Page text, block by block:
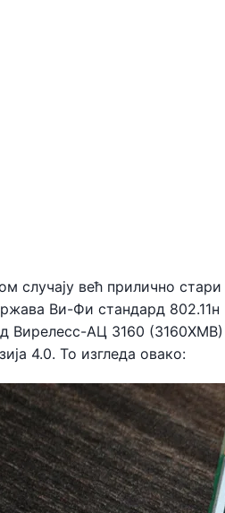
случају већ прилично
Ви-Фи стандард
Вирелесс-АЦ 3160 (3160ХМВ)
4.0. То изгледа овако: